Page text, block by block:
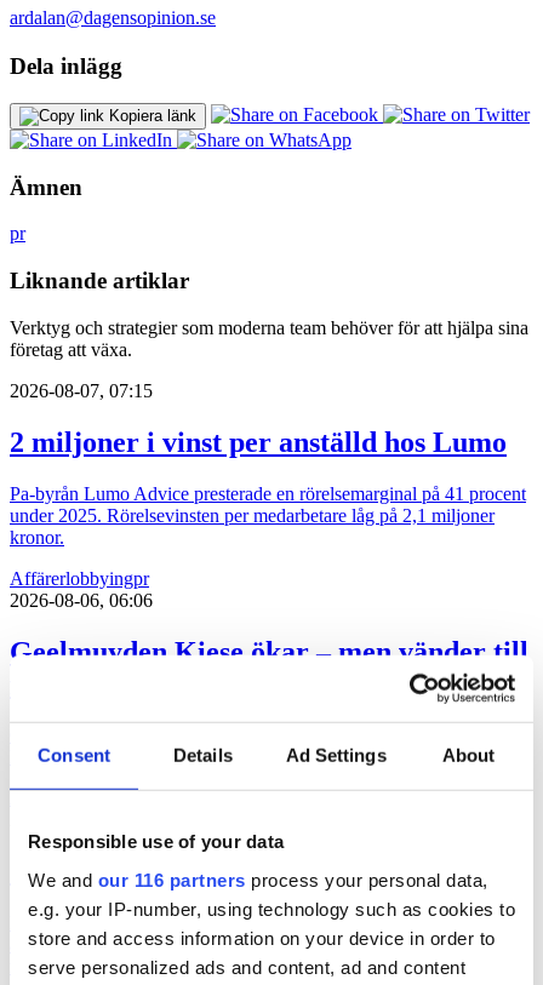
Consent Details Ad Settings About
Responsible use of your data
We and our 116 partners process your personal data,
e.g. your IP-number, using technology such as cookies to
store and access information on your device in order to
serve personalized ads and content, ad and content
ardalan@dagensopinion.se
Dela inlägg
Kopiera länk
Ämnen
pr
Liknande artiklar
Verktyg och strategier som moderna team behöver för att hjälpa sina
företag att växa.
2026-08-07, 07:15
2 miljoner i vinst per anställd hos Lumo
Pa-byrån Lumo Advice presterade en rörelsemarginal på 41 procent
under 2025. Rörelsevinsten per medarbetare låg på 2,1 miljoner
kronor.
Affärerlobbyingpr
2026-08-06, 06:06
Geelmuyden Kiese ökar – men vänder till
Frisk och Hoc och ökade intäkterna men vände till en förlust.
Svagt upp för Åkestam Holst
En av Sveriges största reklambyråer åstadkom en avsevärd ökning
av omsättningen men en marginell ökning av byråintäkten under
räkenskapsåret 2025.